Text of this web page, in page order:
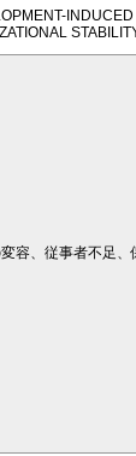
容、従事者不足、